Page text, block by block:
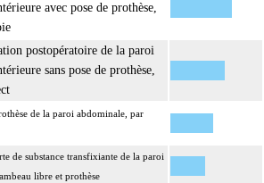
avec pose de prothèse,
postopératoire de la paroi
sans pose de prothèse,
de la paroi abdominale, par
de substance transfixiante de la paroi
libre et prothèse